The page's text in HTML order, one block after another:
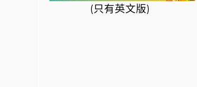
(只有英文版)